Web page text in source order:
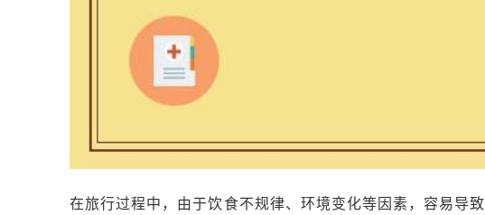
在旅行过程中，由于饮食不规律、环境变化等因素，容易导